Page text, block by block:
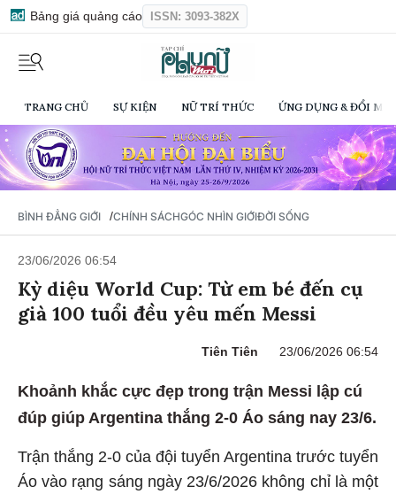
Bảng giá quảng cáo ISSN: 3093-382X
TRANG CHỦ SỰ KIỆN NỮ TRÍ THỨC ỨNG DỤNG & ĐỔI
BÌNH ĐẲNG GIỚI /CHÍNH SÁCHGÓC NHÌN GIỚIĐỜI SỐNG
23/06/2026 06:54
Kỳ diệu World Cup: Từ em bé đến cụ
già 100 tuổi đều yêu mến Messi
Tiên Tiên 23/06/2026 06:54
Khoảnh khắc cực đẹp trong trận Messi lập cú
đúp giúp Argentina thắng 2-0 Áo sáng nay 23/6.
Trận thắng 2-0 của đội tuyển Argentina trước tuyển
Áo vào rạng sáng ngày 23/6/2026 không chỉ là một